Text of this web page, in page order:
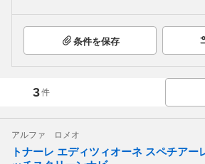
条件を保存
3件
アルファ ロメオ
トナーレ エディツィオーネ スペチアー